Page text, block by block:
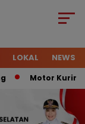
LOKAL NEWS
Motor Kurir Raib